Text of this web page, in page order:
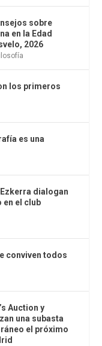
sobre
en la Edad
2026
los primeros
es una
dialogan
en el club
conviven todos
Auction y
una subasta
el próximo